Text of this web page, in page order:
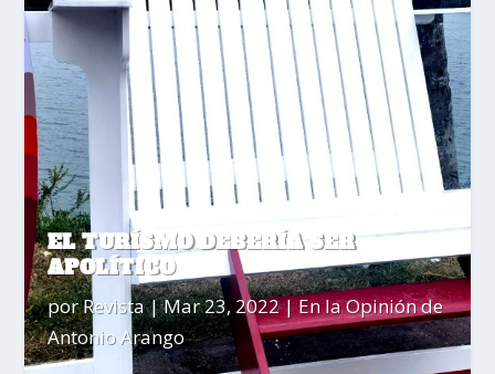
EL TURÍSMO DEBERÍA SER
APOLÍTICO
porRevista|Mar 23, 2022|En la Opinión de
Antonio Arango